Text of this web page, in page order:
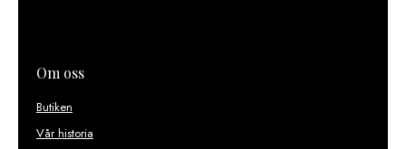
Om oss
Butiken
Vår historia